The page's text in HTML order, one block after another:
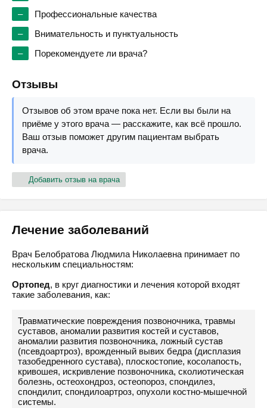
–
Профессиональные качества
–
Внимательность и пунктуальность
–
Порекомендуете ли врача?
Отзывы
Отзывов об этом враче пока нет. Если вы были на
приёме у этого врача — расскажите, как всё прошло.
Ваш отзыв поможет другим пациентам выбрать
врача.
Добавить отзыв на врача
Лечение заболеваний
Врач Белобратова Людмила Николаевна принимает по
нескольким специальностям:
Ортопед, в круг диагностики и лечения которой входят
такие заболевания, как:
Травматические повреждения позвоночника, травмы
суставов, аномалии развития костей и суставов,
аномалии развития позвоночника, ложный сустав
(псевдоартроз), врожденный вывих бедра (дисплазия
тазобедренного сустава), плоскостопие, косолапость,
кривошея, искривление позвоночника, сколиотическая
болезнь, остеохондроз, остеопороз, спондилез,
спондилит, спондилоартроз, опухоли костно-мышечной
системы.